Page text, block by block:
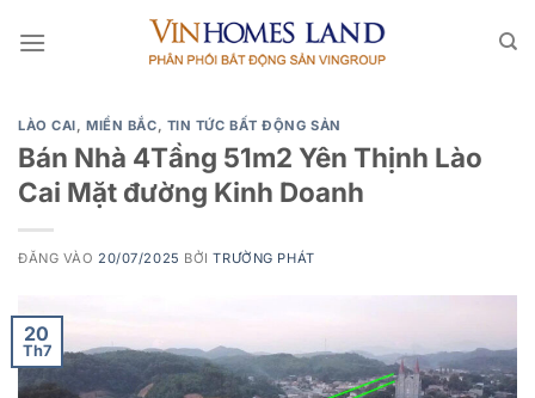
qua
LÀO CAI,MIỀN BẮC, TIN TỨC BẤT ĐỘNG SẢN
Bán Nhà 4Tầng 51m2 Yên Thịnh Lào
Cai Mặt đường Kinh Doanh
ĐĂNG VÀO 20/07/2025 BỞITRƯỜNG PHÁT
20
Th7